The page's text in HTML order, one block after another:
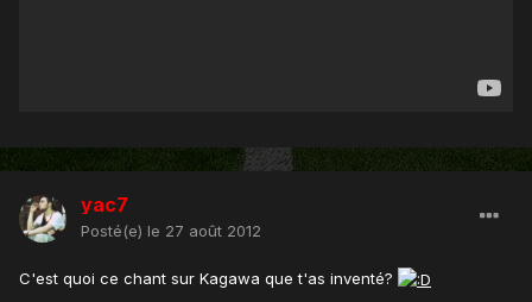
yac7
Posté(e) le 27 août 2012
C'est quoi ce chant sur Kagawa que t'as inventé?